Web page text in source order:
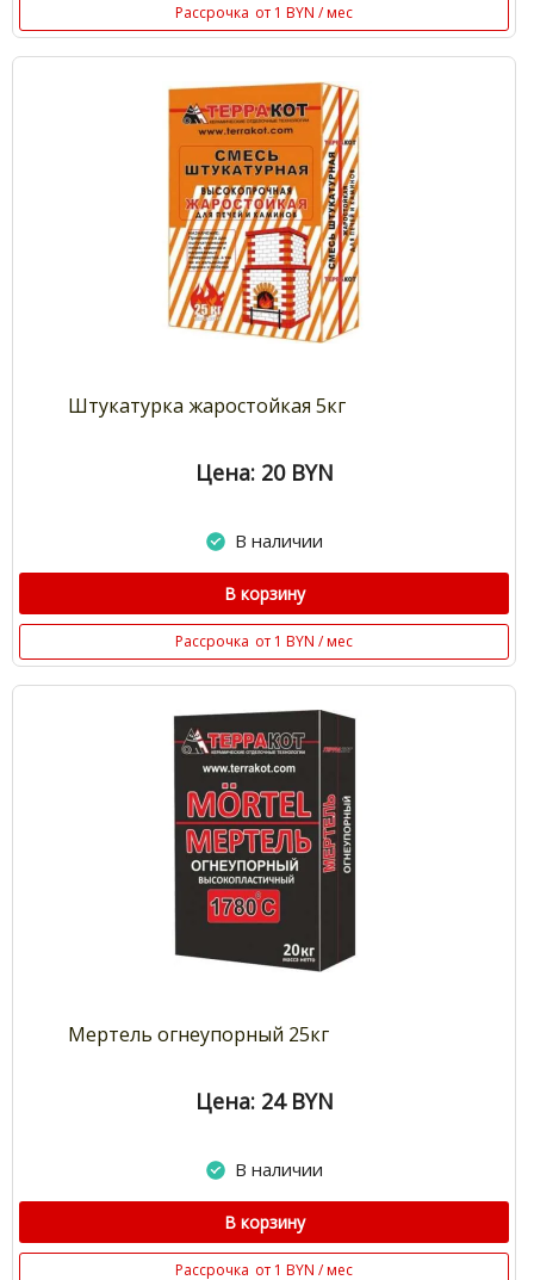
Рассрочка от 1 BYN / мес
Штукатурка жаростойкая 5кг
Цена: 20 BYN
В наличии
В корзину
Рассрочка от 1 BYN / мес
Мертель огнеупорный 25кг
Цена: 24 BYN
В наличии
В корзину
Рассрочка от 1 BYN / мес